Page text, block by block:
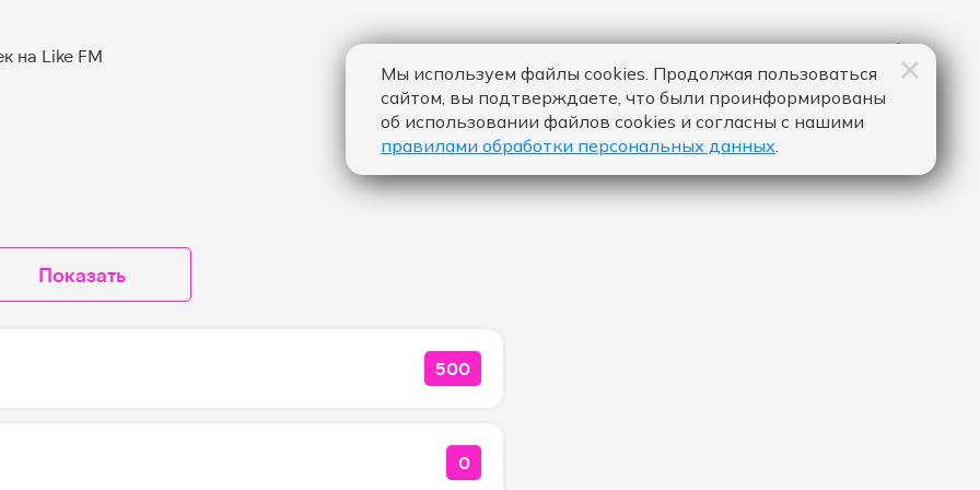
Показать
КОЛИЧЕСТВО ЛАЙКОВ ЗА "SATISFY - CALVIN HARRIS &
500
КОЛИЧЕСТВО ЛАЙКОВ ЗА "NICE TO MEET YOU - MYLES
0
Мы используем файлы cookies. Продолжая пользоваться
сайтом, вы подтверждаете, что были проинформированы
об использовании файлов cookies и согласны с нашими
правилами обработки персональных данных.